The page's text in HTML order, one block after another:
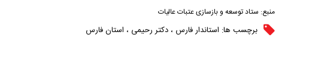
منبع: ستاد توسعه و بازسازی عتبات عالیات
برچسب ها: استاندار فارس ، دکتر رحیمی ، استان فارس